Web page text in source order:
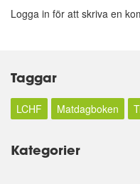
Logga in för att skriva en
Taggar
LCHF Matdagboken
Kategorier